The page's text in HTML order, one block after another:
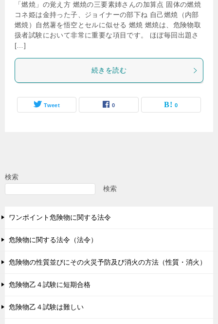
「燃焼」の覚え方 燃焼の三要素姉さんの加算点 固体の燃焼
コネ姫は金持った子、ジョイナーの部下ね 自己燃焼（内部
燃焼）自然薯を悟空とセルに似せる 燃焼 燃焼は、危険物取
扱者試験において非常に重要な項目です。 ほぼ毎回出題さ
[…]
続きを読む
Tweet 0 0
検索
検索
ワンポイント危険物に関する法令
危険物に関する法令（法令）
危険物の性質並びにその火災予防及び消火の方法（性質・消火）
危険物乙４試験に短期合格
危険物乙４試験は難しい